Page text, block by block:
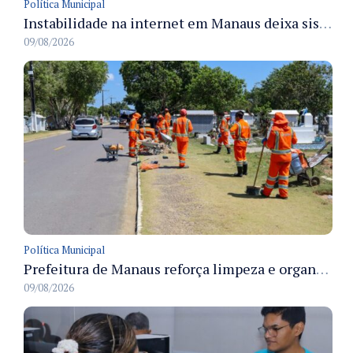
Política Municipal
Instabilidade na internet em Manaus deixa sistemas de atendimento municipal temporariamente indisponíveis
09/08/2026
Política Municipal
Prefeitura de Manaus reforça limpeza e organização dos cemiterios municipais para receber famílias no Dia dos Pais
09/08/2026